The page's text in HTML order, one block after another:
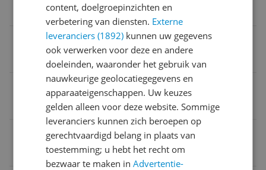
Delen van gebruikersgegevens vereist
App vereist voor volledige functionaliteit
Compatibel met
Niet van toepassing
content, doelgroepinzichten en
verbetering van diensten. Externe
leveranciers (1892) kunnen uw gegevens
ook verwerken voor deze en andere
doeleinden, waaronder het gebruik van
nauwkeurige geolocatiegegevens en
apparaateigenschappen. Uw keuzes
gelden alleen voor deze website. Sommige
leveranciers kunnen zich beroepen op
gerechtvaardigd belang in plaats van
toestemming; u hebt het recht om
bezwaar te maken inAdvertentie-